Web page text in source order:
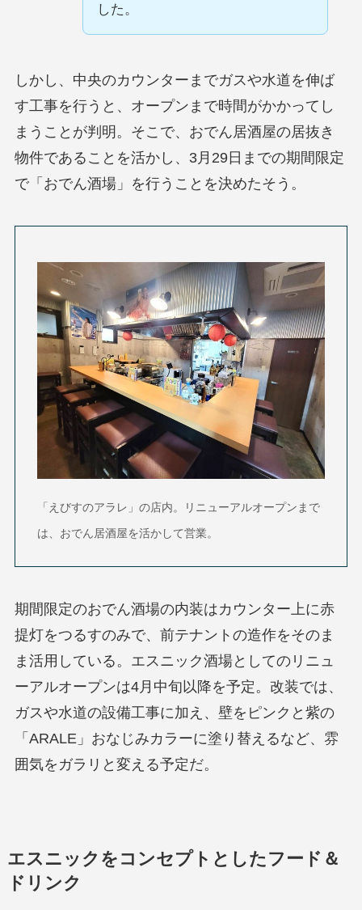
した。
しかし、中央のカウンターまでガスや水道を伸ば
す工事を行うと、オープンまで時間がかかってし
まうことが判明。そこで、おでん居酒屋の居抜き
物件であることを活かし、3月29日までの期間限定
で「おでん酒場」を行うことを決めたそう。
「えびすのアラレ」の店内。リニューアルオープンまで
は、おでん居酒屋を活かして営業。
期間限定のおでん酒場の内装はカウンター上に赤
提灯をつるすのみで、前テナントの造作をそのま
ま活用している。エスニック酒場としてのリニュ
ーアルオープンは4月中旬以降を予定。改装では、
ガスや水道の設備工事に加え、壁をピンクと紫の
「ARALE」おなじみカラーに塗り替えるなど、雰
囲気をガラリと変える予定だ。
エスニックをコンセプトとしたフード＆
ドリンク